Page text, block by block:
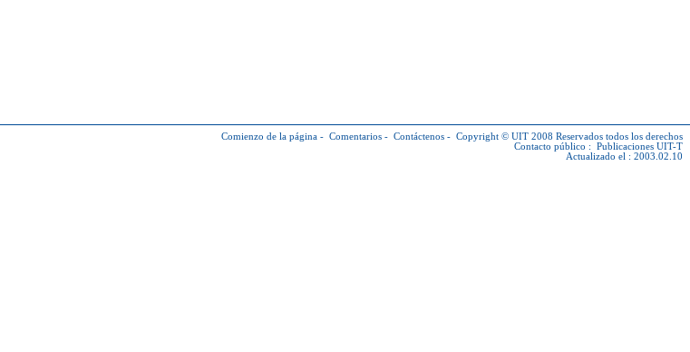
Comienzo de la página - Comentarios - Contáctenos - Copyright © UIT 2008 Reservados todos los derechos
Contacto público : Publicaciones UIT-T
Actualizado el : 2003.02.10